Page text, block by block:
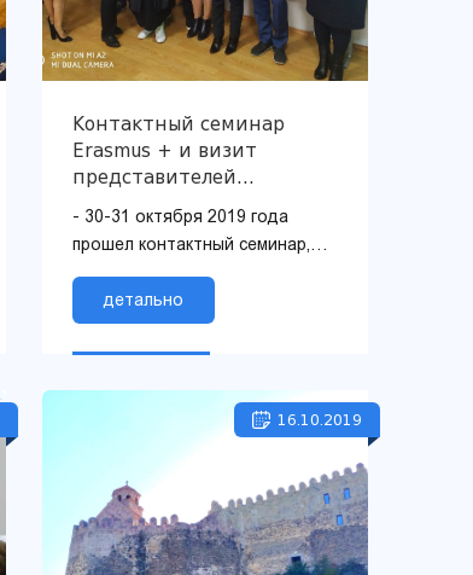
Контактный семинар
Erasmus + и визит
представителей
немецких университетов
- 30-31 октября 2019 года
прошел контактный семинар,
национальным офисом
Erasmus + с целью
установления прямых к...
детально
16.10.2019